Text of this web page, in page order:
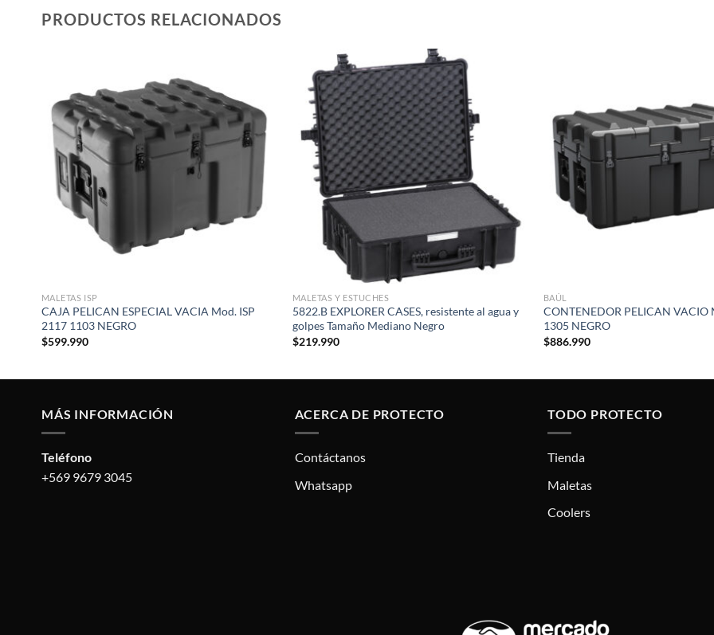
PRODUCTOS RELACIONADOS
MALETAS ISP
CAJA PELICAN ESPECIAL VACIA Mod. ISP
2117 1103 NEGRO
$599.990
MALETAS Y ESTUCHES
5822.B EXPLORER CASES, resistente al agua y
golpes Tamaño Mediano Negro
$219.990
BAÚL
CONTENEDOR PELICAN VACIO
1305 NEGRO
$886.990
MÁS INFORMACIÓN
Teléfono
+569 9679 3045
ACERCA DE PROTECTO
Contáctanos
Whatsapp
TODO PROTECTO
Tienda
Maletas
Coolers